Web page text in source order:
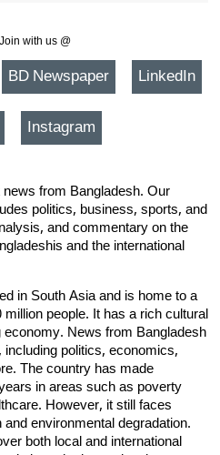
with us @
BD Newspaper LinkedIn
Instagram
from Bangladesh. Our
politics, business, sports, and
and commentary on the
and the international
in South Asia and is home to a
people. It has a rich cultural
economy. News from Bangladesh
politics, economics,
The country has made
in areas such as poverty
However, it still faces
environmental degradation.
both local and international